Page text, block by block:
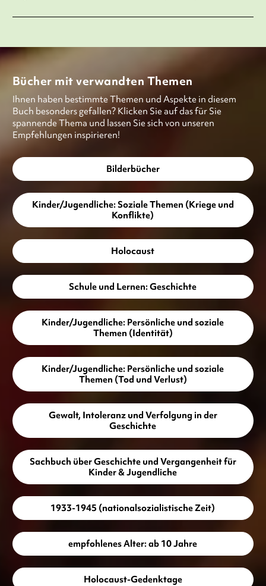
Bücher mit verwandten Themen
Ihnen haben bestimmte Themen und Aspekte in diesem
Buch besonders gefallen? Klicken Sie auf das für Sie
spannende Thema und lassen Sie sich von unseren
Empfehlungen inspirieren!
Bilderbücher
Kinder/Jugendliche: Soziale Themen (Kriege und
Konflikte)
Holocaust
Schule und Lernen: Geschichte
Kinder/Jugendliche: Persönliche und soziale
Themen (Identität)
Kinder/Jugendliche: Persönliche und soziale
Themen (Tod und Verlust)
Gewalt, Intoleranz und Verfolgung in der
Geschichte
Sachbuch über Geschichte und Vergangenheit für
Kinder & Jugendliche
1933-1945 (nationalsozialistische Zeit)
empfohlenes Alter: ab 10 Jahre
Holocaust-Gedenktage